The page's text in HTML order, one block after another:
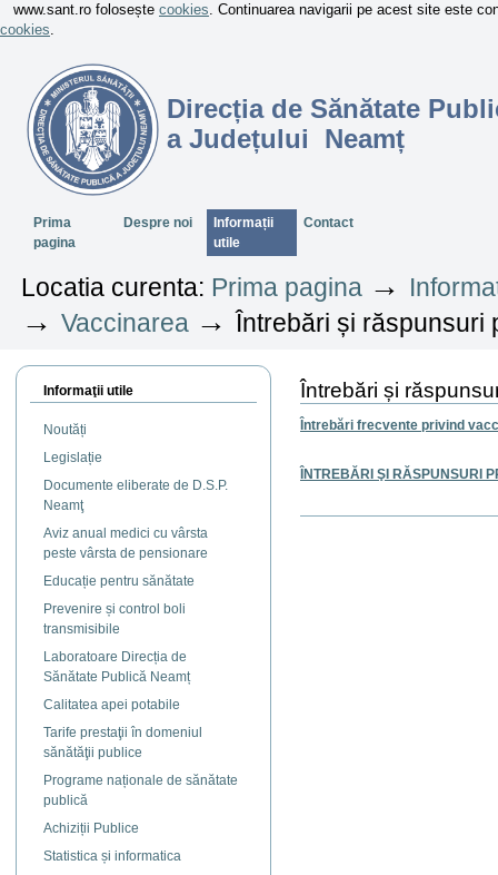
www.sant.ro folosește cookies. Continuarea navigarii pe acest site este
cookies.
Direcția de Sănătate
a Județului Neamț
SectiuniPrima
pagina
Despre noi
Informații
utile
Contact
Locatia curenta: Prima pagina →
→Vaccinarea →Întrebări și răspunsuri
Informaţii utile
Noutăți
Legislație
Documente eliberate de D.S.P.
Neamţ
Aviz anual medici cu vârsta
peste vârsta de pensionare
Educație pentru sănătate
Prevenire și control boli
transmisibile
Laboratoare Direcția de
Sănătate Publică Neamț
Calitatea apei potabile
Tarife prestaţii în domeniul
sănătăţii publice
Programe naționale de sănătate
publică
Achiziții Publice
Statistica și informatica
Întrebări și
Întrebări frecvente privind
ÎNTREBĂRI ŞI RĂSPUNSURI